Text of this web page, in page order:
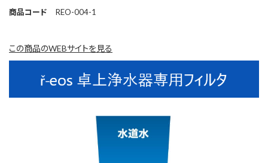
商品コード
REO-004-1
この商品のWEBサイトを見る